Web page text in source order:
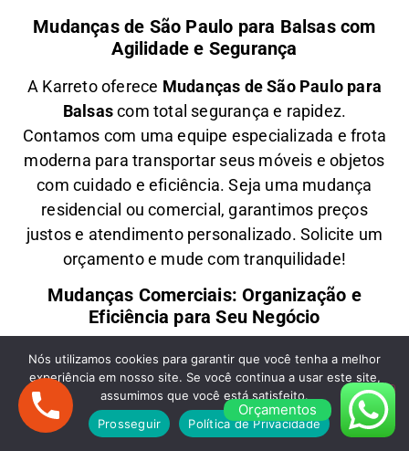
Mudanças de São Paulo para Balsas com
Agilidade e Segurança
A Karretooferece Mudanças de São Paulo para
Balsascom total segurança e rapidez.
Contamos com uma equipe especializada e frota
moderna para transportar seus móveis e objetos
comcuidado e eficiência. Seja uma mudança
residencial ou comercial , garantimos preços
justos e atendimento personalizado. Solicite um
orçamento e mude com tranquilidade!
Mudanças Comerciais: Organização e
Eficiência para Seu Negócio
Precisa de uma Mudança Comercialde São
Paulo para Balsas? A Karretocuida de toda a
logística paraescritórios, lojas e empresas,
minimizando impactos e garantindoagilidade na
Orçamentos
Nós utilizamos cookies para garantir que você tenha a melhor
experiência em nosso site. Se você continua a usar este site,
assumimos que você está satisfeito.
Prosseguir
Política de Privacidade